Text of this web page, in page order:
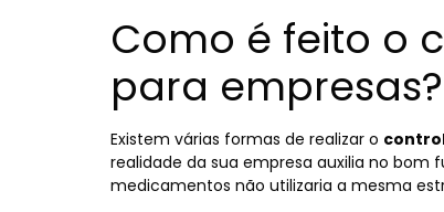
Como é feito o
para empresas?
Existem várias formas de realizar o
realidade da sua empresa auxilia no bom
medicamentos não utilizaria a mesma